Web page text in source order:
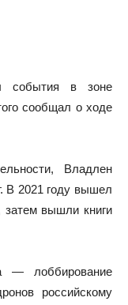
события в зоне
сообщал о ходе
Владлен
В 2021 году вышел
затем вышли книги
— лоббирование
российскому